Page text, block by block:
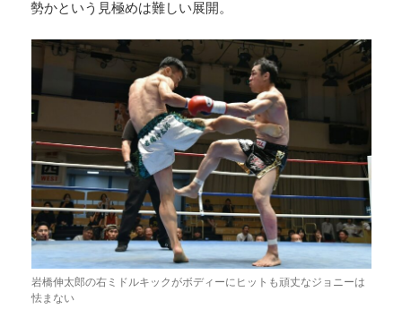
勢かという見極めは難しい展開。
岩橋伸太郎の右ミドルキックがボディーにヒットも頑丈なジョニーは
怯まない